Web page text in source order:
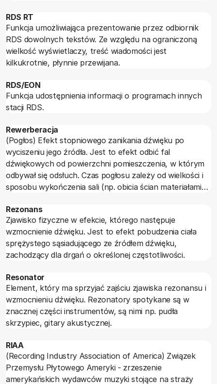
RDS RT
Funkcja umożliwiająca prezentowanie przez odbiornik
RDS dowolnych tekstów. Ze względu na ograniczoną
wielkość wyświetlaczy, treść wiadomości jest
kilkukrotnie, płynnie przewijana.
RDS/EON
Funkcja udostępnienia informacji o programach innych
stacji RDS.
Rewerberacja
(Pogłos) Efekt stopniowego zanikania dźwięku po
wyciszeniu jego źródła. Jest to efekt odbić fal
dźwiękowych od powierzchni pomieszczenia, w którym
odbywał się odsłuch. Czas pogłosu zależy od wielkości i
sposobu wykończenia sali (np. obicia ścian materiałami
Rezonans
Zjawisko fizyczne w efekcie, którego następuje
wzmocnienie dźwięku. Jest to efekt pobudzenia ciała
sprężystego sąsiadującego ze źródłem dźwięku,
zachodzący dla drgań o określonej częstotliwości.
Resonator
Element, który ma sprzyjać zajściu zjawiska rezonansu i
wzmocnieniu dźwięku. Rezonatory spotykane są w
znacznej części instrumentów, są nimi np. pudła
skrzypiec, gitary akustycznej.
RIAA
(Recording Industry Association of America) Związek
Przemysłu Płytowego Ameryki - zrzeszenie
amerykańskich wydawców muzyki stojące na straży